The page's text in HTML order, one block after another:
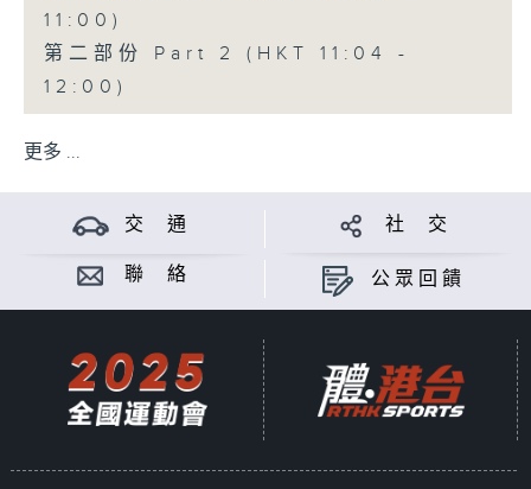
11:00)
第二部份 Part 2 (HKT 11:04 -
12:00)
更多 ...
交 通 社 交
聯 絡 公眾回饋